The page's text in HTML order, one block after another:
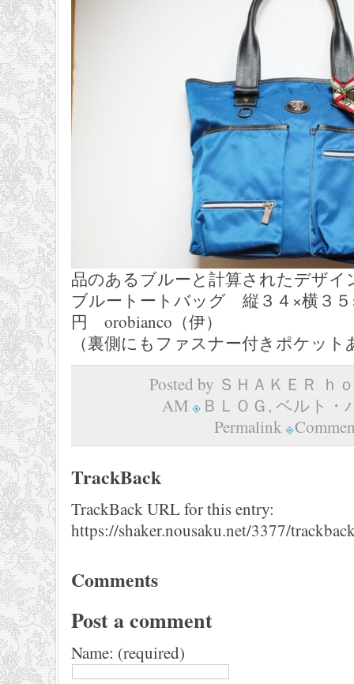
品のあるブルーと計算されたデザイ
ブルートートバッグ 縦３４×横３
円 orobianco（伊）
（裏側にもファスナー付きポケッ
Posted by ＳＨＡＫＥＲ ｈ
AM
ＢＬＯＧ, ベルト・
Permalink
TrackBack
TrackBack URL for this entry:
https://shaker.nousaku.net/3377/
Comments
Post a comment
Name: (required)